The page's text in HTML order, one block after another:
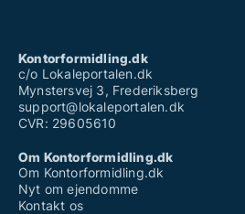
Kontorformidling.dk
c/o Lokaleportalen.dk
Mynstersvej 3, Frederiksberg
support@lokaleportalen.dk
CVR: 29605610
Om Kontorformidling.dk
Om Kontorformidling.dk
Nyt om ejendomme
Kontakt os